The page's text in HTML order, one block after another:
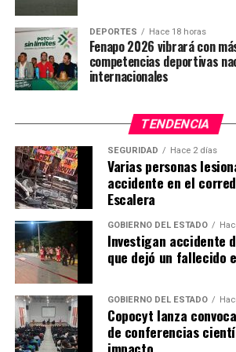
DEPORTES Hace 18 horas
Fenapo 2026 vibrará con
competencias deportivas
internacionales
TENDENCIA
SEGURIDAD Hace 2 días
Varias personas
accidente en el
Escalera
GOBIERNO DEL ESTADO
Investigan accidente
que dejó un fallecido
GOBIERNO DEL ESTADO
Copocyt lanza
de conferencias